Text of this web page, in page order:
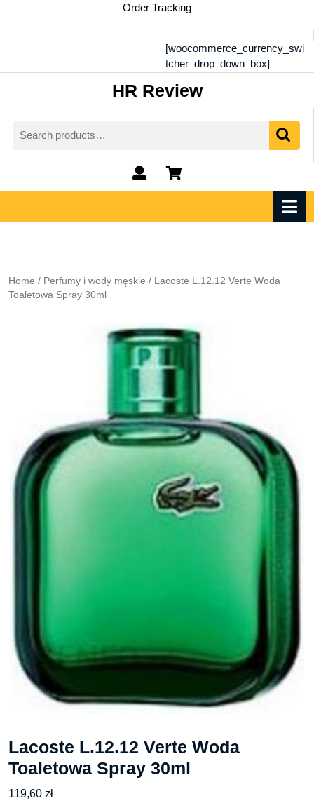
Order Tracking
[woocommerce_currency_swi
tcher_drop_down_box]
HR Review
for:
My
Account
shopping
cart
Home / Perfumy i wody męskie / Lacoste L.12.12 Verte Woda
Toaletowa Spray 30ml
Lacoste L.12.12 Verte Woda
Toaletowa Spray 30ml
119,60 zł